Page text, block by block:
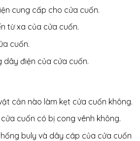
cung cấp cho cửa cuốn.
từ xa của cửa cuốn.
cuốn.
dây điện của cửa cuốn.
cản nào làm kẹt cửa cuốn không.
cuốn có bị cong vênh không.
buly và dây cáp của cửa cuốn